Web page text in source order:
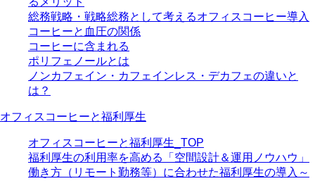
総務戦略・戦略総務として考えるオフィスコーヒー導入
コーヒーと血圧の関係
コーヒーに含まれる
ポリフェノールとは
ノンカフェイン・カフェインレス・デカフェの違いと
は？
オフィスコーヒーと福利厚生
オフィスコーヒーと福利厚生_TOP
福利厚生の利用率を高める「空間設計＆運用ノウハウ」
働き方（リモート勤務等）に合わせた福利厚生の導入～